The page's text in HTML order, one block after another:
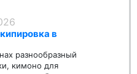
в
разнообразный
кимоно для